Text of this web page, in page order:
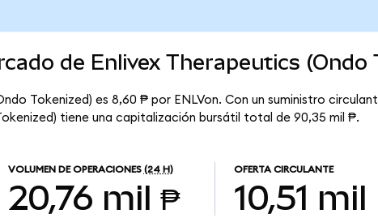
de Enlivex Therapeutics (Ondo
Tokenized) es 8,60 ₱ por ENLVon. Con un suministro
tiene una capitalización bursátil total de 90,35 mil ₱.
VOLUMEN DE OPERACIONES (24 H)
20,76 mil ₱
OFERTA CIRCULANTE
10,51 mil